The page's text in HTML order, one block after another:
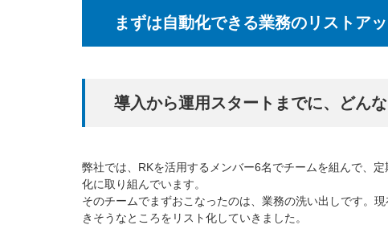
まずは自動化できる業務のリストア
導入から運用スタートまでに、どん
弊社では、RKを活用するメンバー6名でチームを組んで、
化に取り組んでいます。
そのチームでまずおこなったのは、業務の洗い出しです。
きそうなところをリスト化していきました。